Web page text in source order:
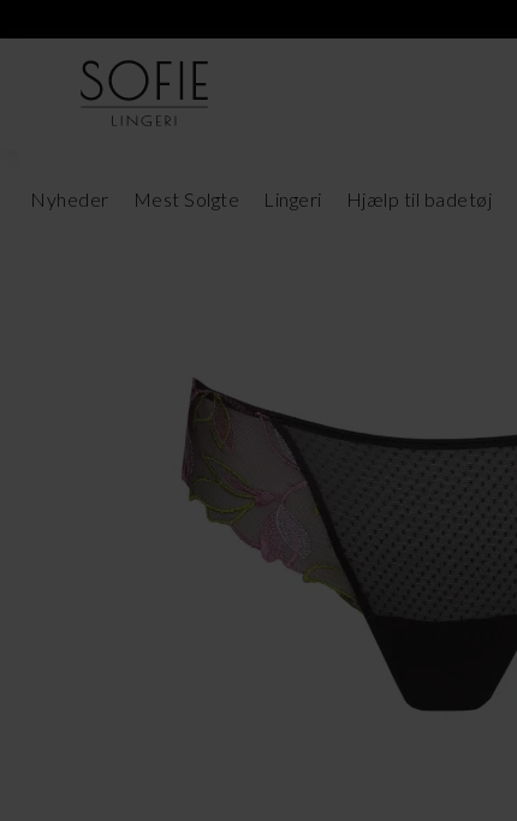
Nyheder Mest Solgte Lingeri Hjælp til badetøj